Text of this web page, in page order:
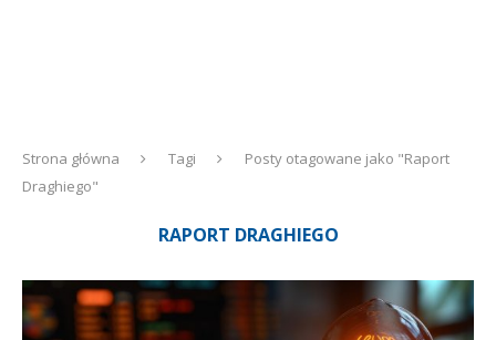
Strona główna Tagi
Posty otagowane jako "Raport
Draghiego"
RAPORT DRAGHIEGO